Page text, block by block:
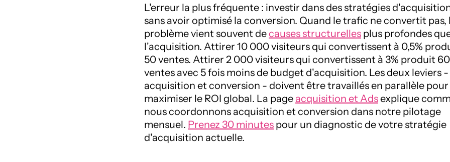
L'erreur la plus fréquente : investir dans des stratégies
sans avoir optimisé la conversion. Quand le trafic ne convertit pas,
problème vient souvent decauses structurelles plus profondes
l'acquisition. Attirer 10 000 visiteurs qui convertissent à 0,5%
50 ventes. Attirer 2 000 visiteurs qui convertissent à 3% produit 60
ventes avec 5 fois moins de budget d'acquisition. Les deux leviers -
acquisition et conversion - doivent être travaillés en parallèle pour
maximiser le ROI global. La page acquisition et Adsexplique
nous coordonnons acquisition et conversion dans notre pilotage
mensuel. Prenez 30 minutes pour un diagnostic de votre stratégie
d'acquisition actuelle.